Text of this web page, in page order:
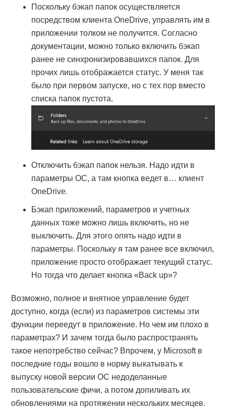
Поскольку бэкап папок осуществляется
посредством клиента OneDrive, управлять им в
приложении толком не получится. Согласно
документации, можно только включить бэкап
ранее не синхронизировавшихся папок. Для
прочих лишь отображается статус. У меня так
было при первом запуске, но с тех пор вместо
списка папок пустота.
Отключить бэкап папок нельзя. Надо идти в
параметры ОС, а там кнопка ведет в… клиент
OneDrive.
Бэкап приложений, параметров и учетных
данных тоже можно лишь включить, но не
выключить. Для этого опять надо идти в
параметры. Поскольку я там ранее все включил,
приложение просто отображает текущий статус.
Но тогда что делает кнопка «Back up»?
Возможно, полное и внятное управление будет
доступно, когда (если) из параметров системы эти
функции переедут в приложение. Но чем им плохо в
параметрах? И зачем тогда было распространять
такое непотребство сейчас? Впрочем, у Microsoft в
последние годы вошло в норму выкатывать к
выпуску новой версии ОС недоделанные
пользовательские фичи, а потом допиливать их
обновлениями на протяжении нескольких месяцев.